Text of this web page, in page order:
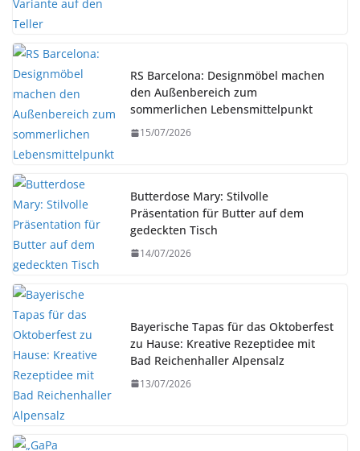
RS Barcelona: Designmöbel machen
den Außenbereich zum
sommerlichen Lebensmittelpunkt
15/07/2026
Butterdose Mary: Stilvolle
Präsentation für Butter auf dem
gedeckten Tisch
14/07/2026
Bayerische Tapas für das Oktoberfest
zu Hause: Kreative Rezeptidee mit
Bad Reichenhaller Alpensalz
13/07/2026